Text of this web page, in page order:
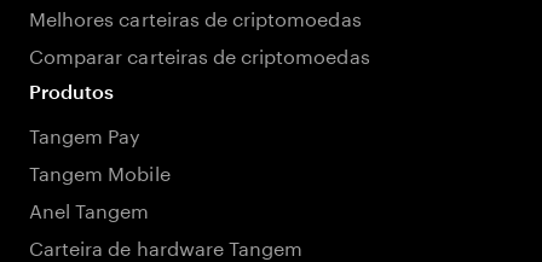
Melhores carteiras de criptomoedas
Comparar carteiras de criptomoedas
Produtos
Tangem Pay
Tangem Mobile
Anel Tangem
Carteira de hardware Tangem